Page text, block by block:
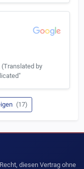
by
(17)
diesen Vertrag ohne